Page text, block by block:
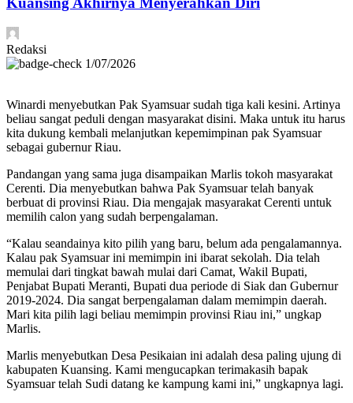
Redaksi
1/07/2026
Winardi menyebutkan Pak Syamsuar sudah tiga kali kesini. Artinya
beliau sangat peduli dengan masyarakat disini. Maka untuk itu harus
kita dukung kembali melanjutkan kepemimpinan pak Syamsuar
sebagai gubernur Riau.
Pandangan yang sama juga disampaikan Marlis tokoh masyarakat
Cerenti. Dia menyebutkan bahwa Pak Syamsuar telah banyak
berbuat di provinsi Riau. Dia mengajak masyarakat Cerenti untuk
memilih calon yang sudah berpengalaman.
“Kalau seandainya kito pilih yang baru, belum ada pengalamannya.
Kalau pak Syamsuar ini memimpin ini ibarat sekolah. Dia telah
memulai dari tingkat bawah mulai dari Camat, Wakil Bupati,
Penjabat Bupati Meranti, Bupati dua periode di Siak dan Gubernur
2019-2024. Dia sangat berpengalaman dalam memimpin daerah.
Mari kita pilih lagi beliau memimpin provinsi Riau ini,” ungkap
Marlis.
Marlis menyebutkan Desa Pesikaian ini adalah desa paling ujung di
kabupaten Kuansing. Kami mengucapkan terimakasih bapak
Syamsuar telah Sudi datang ke kampung kami ini,” ungkapnya lagi.